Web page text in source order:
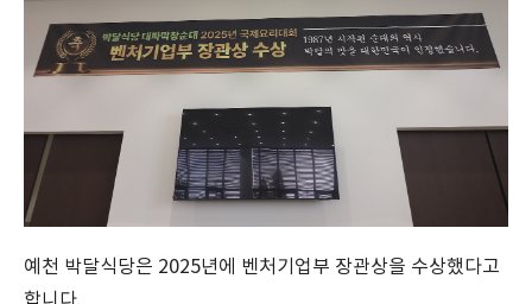
예천 박달식당은 2025년에 벤처기업부 장관상을 수상했다고